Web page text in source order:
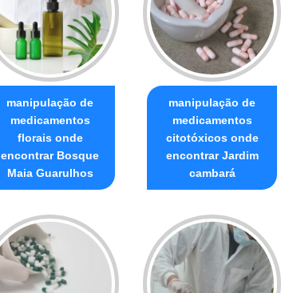
manipulação de
medicamentos
florais onde
encontrar Bosque
Maia Guarulhos
manipulação de
medicamentos
citotóxicos onde
encontrar Jardim
cambará